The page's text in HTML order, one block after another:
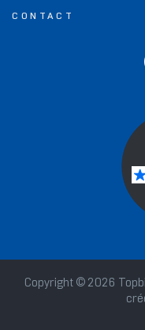
CONTACT
Copyright © 2026